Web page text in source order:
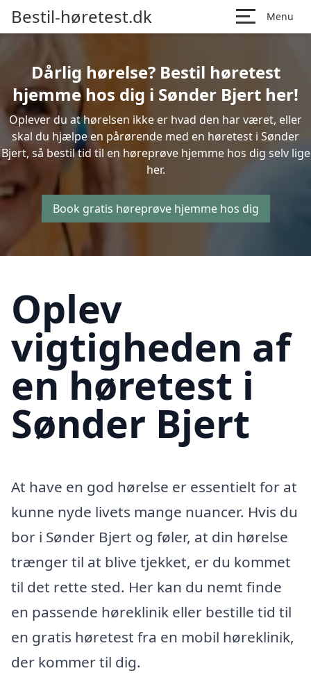
Bestil-høretest.dk Menu
Dårlig hørelse? Bestil høretest
hjemme hos dig i Sønder Bjert her!
Oplever du at hørelsen ikke er hvad den har været, eller
skal du hjælpe en pårørende med en høretest i Sønder
Bjert, så bestil tid til en høreprøve hjemme hos dig selv lige
her.
Book gratis høreprøve hjemme hos dig
Oplev
vigtigheden af
en høretest i
Sønder Bjert
At have en god hørelse er essentielt for at
kunne nyde livets mange nuancer. Hvis du
bor i Sønder Bjert og føler, at din hørelse
trænger til at blive tjekket, er du kommet
til det rette sted. Her kan du nemt finde
en passende høreklinik eller bestille tid til
en gratis høretest fra en mobil høreklinik,
der kommer til dig.